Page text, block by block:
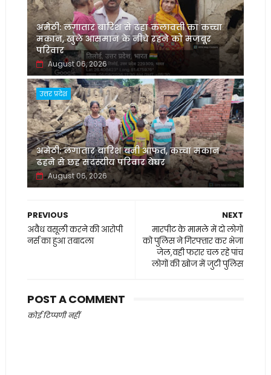
अमेठी: लगातार बारिश से ढहा कलावती का कच्चा
मकान, खुले आसमान के नीचे रहने को मजबूर
परिवार
August 06, 2026
उत्तर प्रदेश
अमेठी: लगातार बारिश बनी आफत, कच्चा मकान
ढहने से छह सदस्यीय परिवार बेघर
August 06, 2026
NEXT
मारपीट के मामले में दो लोगों
को पुलिस ने गिरफ्तार कर भेजा
जेल,वही फरार चल रहे पांच
लोगों की खोज में जुटी पुलिस
PREVIOUS
अवैध वसूली करने की आरोपी
नर्स का हुआ तबादला
POST A COMMENT
कोई टिप्पणी नहीं